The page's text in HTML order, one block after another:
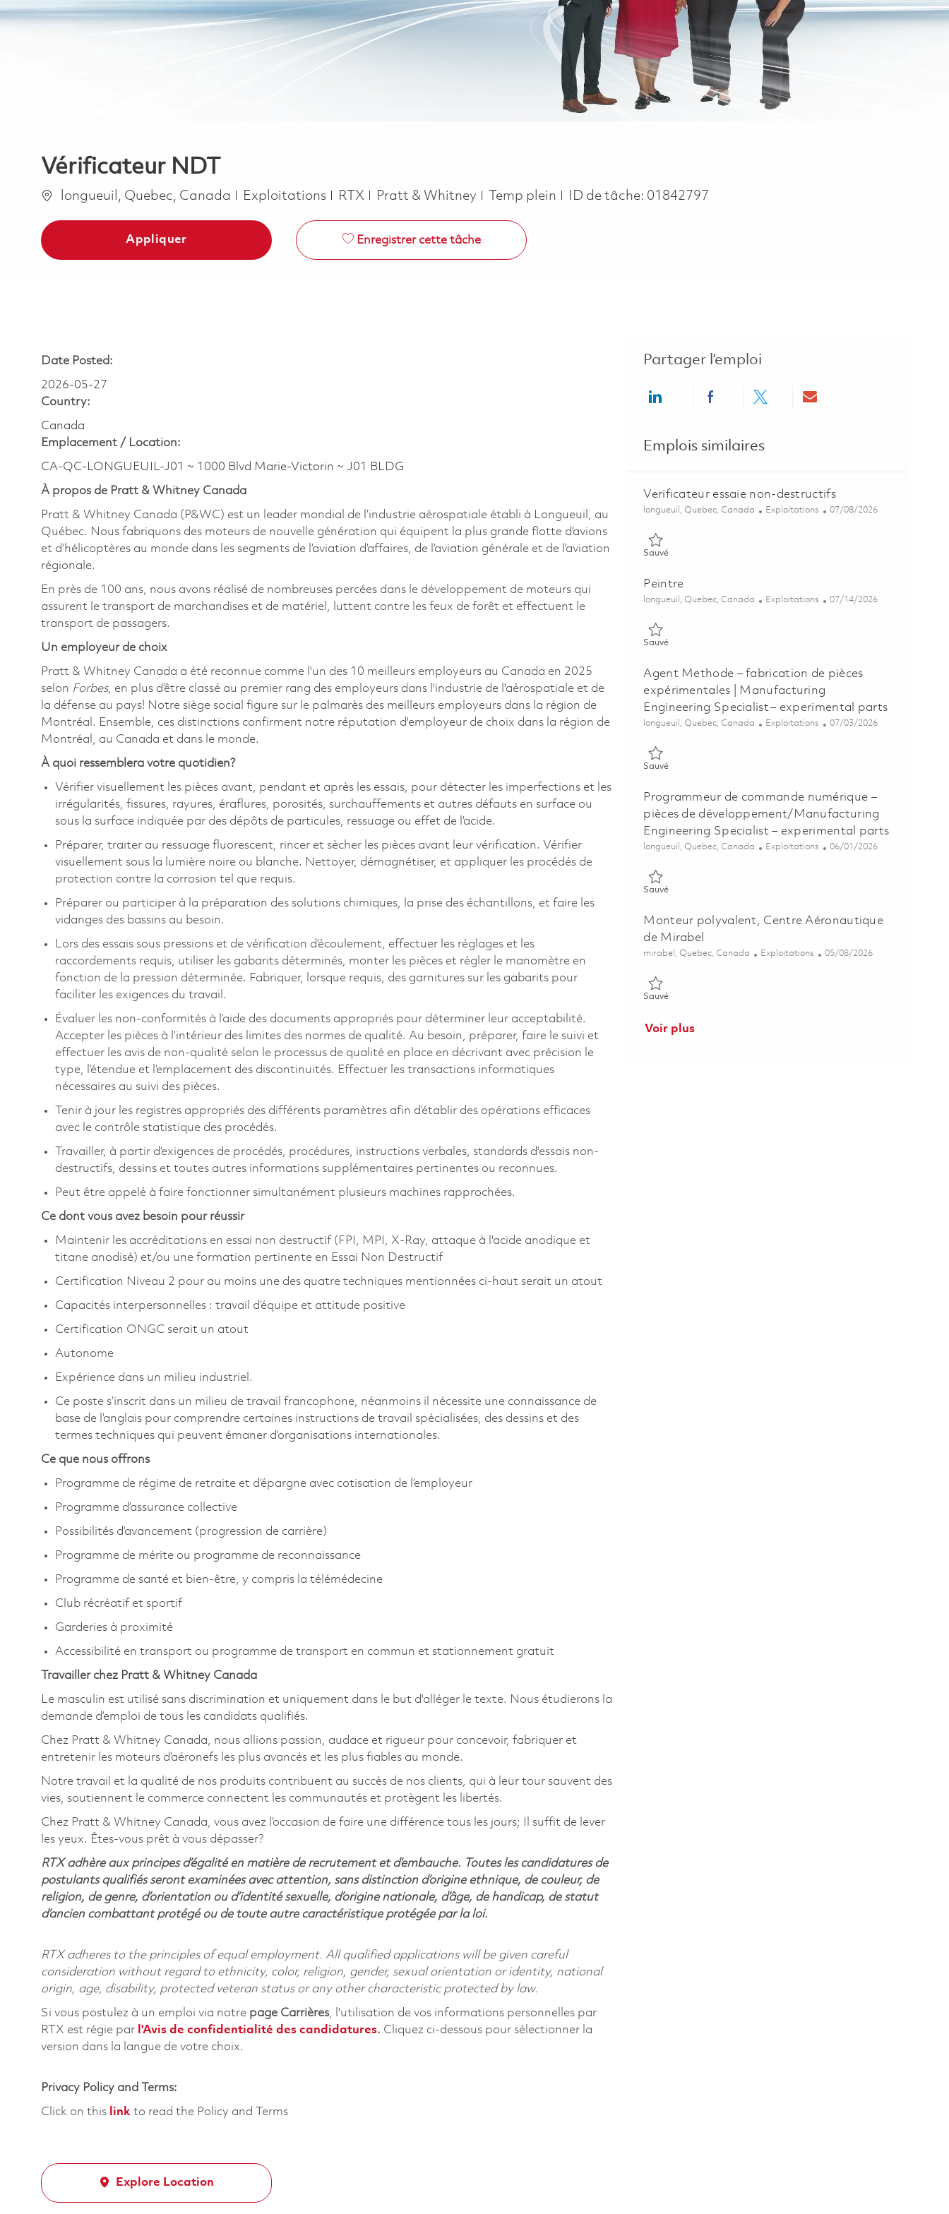
Vérificateur NDT
Emplacement
longueuil, Quebec, Canada Catégorie
Exploitations RTX Pratt & Whitney Job Type
Temp plein ID de tâche: 01842797
Appliquer Enregistrer cette tâche
Date Posted:
2026-05-27
Country:
Canada
Emplacement / Location:
CA-QC-LONGUEUIL-J01 ~ 1000 Blvd Marie-Victorin ~ J01 BLDG
À propos de Pratt & Whitney Canada
Pratt & Whitney Canada (P&WC) est un leader mondial de l’industrie aérospatiale établi à Longueuil, au
Québec. Nous fabriquons des moteurs de nouvelle génération qui équipent la plus grande flotte d’avions
et d’hélicoptères au monde dans les segments de l’aviation d’affaires, de l’aviation générale et de l’aviation
régionale.
En près de 100 ans, nous avons réalisé de nombreuses percées dans le développement de moteurs qui
assurent le transport de marchandises et de matériel, luttent contre les feux de forêt et effectuent le
transport de passagers.
Un employeur de choix
Pratt & Whitney Canada a été reconnue comme l'un des 10 meilleurs employeurs au Canada en 2025
selon Forbes, en plus d’être classé au premier rang des employeurs dans l'industrie de l'aérospatiale et de
la défense au pays! Notre siège social figure sur le palmarès des meilleurs employeurs dans la région de
Montréal. Ensemble, ces distinctions confirment notre réputation d'employeur de choix dans la région de
Montréal, au Canada et dans le monde.
À quoi ressemblera votre quotidien?
Vérifier visuellement les pièces avant, pendant et après les essais, pour détecter les imperfections et les
irrégularités, fissures, rayures, éraflures, porosités, surchauffements et autres défauts en surface ou
sous la surface indiquée par des dépôts de particules, ressuage ou effet de l’acide.
Préparer, traiter au ressuage fluorescent, rincer et sècher les pièces avant leur vérification. Vérifier
visuellement sous la lumière noire ou blanche. Nettoyer, démagnétiser, et appliquer les procédés de
protection contre la corrosion tel que requis.
Préparer ou participer à la préparation des solutions chimiques, la prise des échantillons, et faire les
vidanges des bassins au besoin.
Lors des essais sous pressions et de vérification d’écoulement, effectuer les réglages et les
raccordements requis, utiliser les gabarits déterminés, monter les pièces et régler le manomètre en
fonction de la pression déterminée. Fabriquer, lorsque requis, des garnitures sur les gabarits pour
faciliter les exigences du travail.
Évaluer les non-conformités à l’aide des documents appropriés pour déterminer leur acceptabilité.
Accepter les pièces à l’intérieur des limites des normes de qualité. Au besoin, préparer, faire le suivi et
effectuer les avis de non-qualité selon le processus de qualité en place en décrivant avec précision le
type, l’étendue et l’emplacement des discontinuités. Effectuer les transactions informatiques
nécessaires au suivi des pièces.
Tenir à jour les registres appropriés des différents paramètres afin d’établir des opérations efficaces
avec le contrôle statistique des procédés.
Travailler, à partir d’exigences de procédés, procédures, instructions verbales, standards d'essais non-
destructifs, dessins et toutes autres informations supplémentaires pertinentes ou reconnues.
Peut être appelé à faire fonctionner simultanément plusieurs machines rapprochées.
Ce dont vous avez besoin pour réussir
Maintenir les accréditations en essai non destructif (FPI, MPI, X-Ray, attaque à l'acide anodique et
titane anodisé) et/ou une formation pertinente en Essai Non Destructif
Certification Niveau 2 pour au moins une des quatre techniques mentionnées ci-haut serait un atout
Capacités interpersonnelles : travail d’équipe et attitude positive
Certification ONGC serait un atout
Autonome
Expérience dans un milieu industriel.
Ce poste s’inscrit dans un milieu de travail francophone, néanmoins il nécessite une connaissance de
base de l’anglais pour comprendre certaines instructions de travail spécialisées, des dessins et des
termes techniques qui peuvent émaner d’organisations internationales.
Ce que nous offrons
Programme de régime de retraite et d’épargne avec cotisation de l’employeur
Programme d’assurance collective
Possibilités d’avancement (progression de carrière)
Programme de mérite ou programme de reconnaissance
Programme de santé et bien-être, y compris la télémédecine
Club récréatif et sportif
Garderies à proximité
Accessibilité en transport ou programme de transport en commun et stationnement gratuit
Travailler chez Pratt & Whitney Canada
Le masculin est utilisé sans discrimination et uniquement dans le but d'alléger le texte. Nous étudierons la
demande d’emploi de tous les candidats qualifiés.
Chez Pratt & Whitney Canada, nous allions passion, audace et rigueur pour concevoir, fabriquer et
entretenir les moteurs d’aéronefs les plus avancés et les plus fiables au monde.
Notre travail et la qualité de nos produits contribuent au succès de nos clients, qui à leur tour sauvent des
vies, soutiennent le commerce connectent les communautés et protègent les libertés.
Chez Pratt & Whitney Canada, vous avez l’occasion de faire une différence tous les jours; Il suffit de lever
les yeux. Êtes-vous prêt à vous dépasser?
RTX adhère aux principes d’égalité en matière de recrutement et d’embauche. Toutes les candidatures de
postulants qualifiés seront examinées avec attention, sans distinction d’origine ethnique, de couleur, de
religion, de genre, d’orientation ou d’identité sexuelle, d’origine nationale, d’âge, de handicap, de statut
d’ancien combattant protégé ou de toute autre caractéristique protégée par la loi.
RTX adheres to the principles of equal employment. All qualified applications will be given careful
consideration without regard to ethnicity, color, religion, gender, sexual orientation or identity, national
origin, age, disability, protected veteran status or any other characteristic protected by law.
Si vous postulez à un emploi via notre page Carrières, l'utilisation de vos informations personnelles par
RTX est régie par l'Avis de confidentialité des candidatures. Cliquez ci-dessous pour sélectionner la
version dans la langue de votre choix.
Privacy Policy and Terms:
Click on this link to read the Policy and Terms
Explore Location
Partager l’emploi
Share via LinkedInShare via Facebook
Share via twitterShare via email
Emplois similaires
Verificateur essaie non-destructifs
Emplacement
longueuil, Quebec, Canada Catégorie
Exploitations Posted Date
07/08/2026
SauvéSauvé Verificateur essaie non-destructifs 01854195
Peintre
Emplacement
longueuil, Quebec, Canada Catégorie
Exploitations Posted Date
07/14/2026
SauvéSauvé Peintre 01854407
Agent Methode – fabrication de pièces
expérimentales | Manufacturing
Engineering Specialist – experimental parts
Emplacement
longueuil, Quebec, Canada Catégorie
Exploitations Posted Date
07/03/2026
SauvéSauvé Agent Methode – fabrication de pièces expérimentales |
Programmeur de commande numérique –
pièces de développement/Manufacturing
Engineering Specialist – experimental parts
Emplacement
longueuil, Quebec, Canada Catégorie
Exploitations Posted Date
06/01/2026
SauvéSauvé Programmeur de commande numérique – pièces de
Monteur polyvalent, Centre Aéronautique
de Mirabel
Emplacement
mirabel, Quebec, Canada Catégorie
Exploitations Posted Date
05/08/2026
SauvéSauvé Monteur polyvalent, Centre Aéronautique de Mirabel
Voir plus